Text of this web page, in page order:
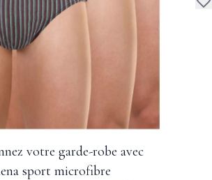
votre garde-robe avec
sport microfibre